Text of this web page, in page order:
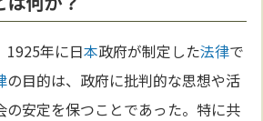
1925年に日本政府が制定した法律で
の目的は、政府に批判的な思想や活
の安定を保つことであった。特に共